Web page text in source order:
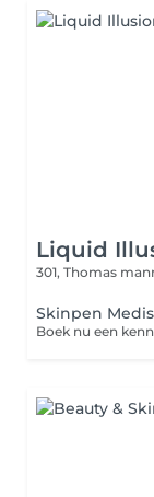
Liquid
301, Thomas
Skinpen